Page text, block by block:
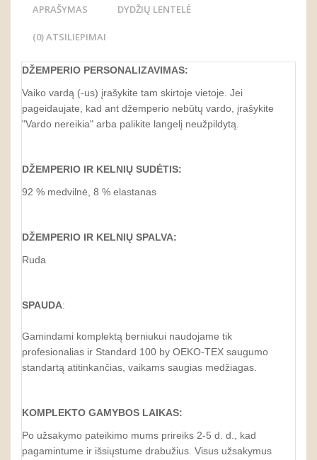
APRAŠYMAS DYDŽIŲ LENTELĖ
(0) ATSILIEPIMAI
DŽEMPERIO PERSONALIZAVIMAS:
Vaiko vardą (-us) įrašykite tam skirtoje vietoje. Jei
pageidaujate, kad ant džemperio nebūtų vardo, įrašykite
"Vardo nereikia" arba palikite langelį neužpildytą.
DŽEMPERIO IR KELNIŲ SUDĖTIS:
92 % medvilnė, 8 % elastanas
DŽEMPERIO IR KELNIŲ SPALVA:
Ruda
SPAUDA:
Gamindami komplektą berniukui naudojame tik
profesionalias ir Standard 100 by OEKO-TEX saugumo
standartą atitinkančias, vaikams saugias medžiagas.
KOMPLEKTO GAMYBOS LAIKAS:
Po užsakymo pateikimo mums prireiks 2-5 d. d., kad
pagamintume ir išsiųstume drabužius. Visus užsakymus